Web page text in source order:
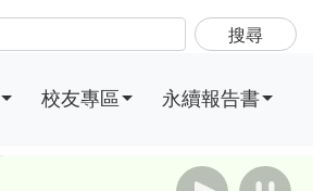
搜尋
校友專區 永續報告書
播放